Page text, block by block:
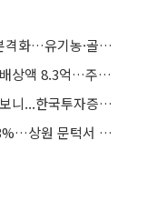
한국투자증권 "누보, CRF 비료 성장 본격화…유기농·골프장 사업도 확대"
…주문 지연 보상 누적
체코전 함성, 여의도 뒤흔든 진원지 가보니...한국투자증권 '100조 리테일' 감성 통했다
美 클래리티 법안 연내 통과 가능성 13%…상원 문턱서 제동